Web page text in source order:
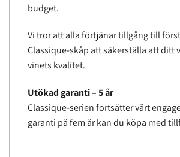
budget.
Vi tror att alla förtjänar tillgång till
Classique-skåp att säkerställa att
vinets kvalitet.
Utökad garanti – 5 år
Classique-serien fortsätter vårt
garanti på fem år kan du köpa med